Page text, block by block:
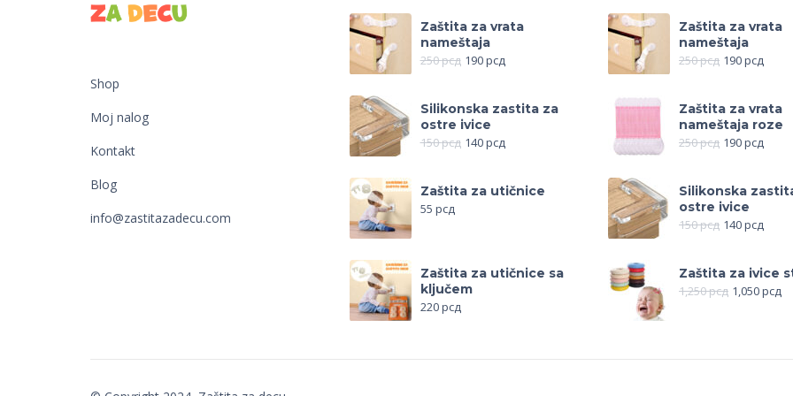
Shop
Moj nalog
Kontakt
Blog
info@zastitazadecu.com
Zaštita za vrata
nameštaja
250рсд 190рсд
Silikonska zastita za
ostre ivice
150рсд 140рсд
Zaštita za utičnice
55 рсд
Zaštita za utičnice sa
ključem
220рсд
Zaštita za vrata
nameštaja
250рсд 190рсд
Zaštita za vrata
nameštaja roze
250рсд 190рсд
Silikonska
ostre ivice
150рсд 140рсд
Zaštita za ivice
1,250рсд 1,050рсд